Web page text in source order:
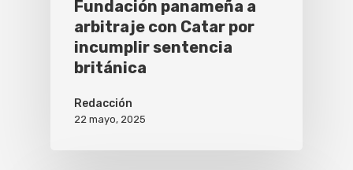
Fundación panameña a
arbitraje con Catar por
incumplir sentencia
británica
Redacción
22 mayo, 2025